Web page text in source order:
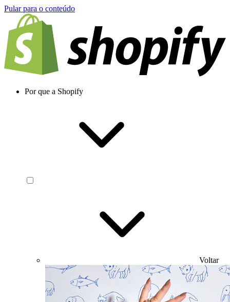
Pular para o conteúdo
Por que a Shopify
Voltar